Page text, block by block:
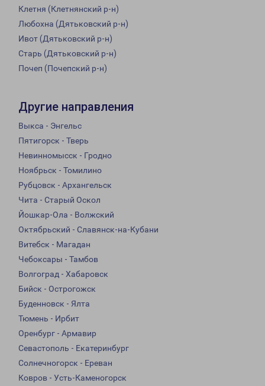
Клетня (Клетнянский р-н)
Любохна (Дятьковский р-н)
Ивот (Дятьковский р-н)
Старь (Дятьковский р-н)
Почеп (Почепский р-н)
Другие направления
Выкса - Энгельс
Пятигорск - Тверь
Невинномысск - Гродно
Ноябрьск - Томилино
Рубцовск - Архангельск
Чита - Старый Оскол
Йошкар-Ола - Волжский
Октябрьский - Славянск-на-Кубани
Витебск - Магадан
Чебоксары - Тамбов
Волгоград - Хабаровск
Бийск - Острогожск
Буденновск - Ялта
Тюмень - Ирбит
Оренбург - Армавир
Севастополь - Екатеринбург
Солнечногорск - Ереван
Ковров - Усть-Каменогорск